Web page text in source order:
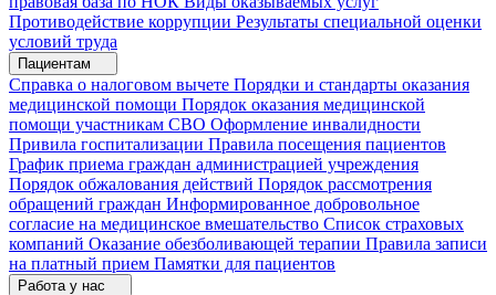
Противодействие коррупции Результаты специальной оценки
условий труда
Пациентам
Справка о налоговом вычете Порядки и стандарты оказания
медицинской помощи Порядок оказания медицинской
помощи участникам СВО Оформление инвалидности
Привила госпитализации Правила посещения пациентов
График приема граждан администрацией учреждения
Порядок обжалования действий Порядок рассмотрения
обращений граждан Информированное добровольное
согласие на медицинское вмешательство Список страховых
компаний Оказание обезболивающей терапии Правила записи
на платный прием Памятки для пациентов
Работа у нас